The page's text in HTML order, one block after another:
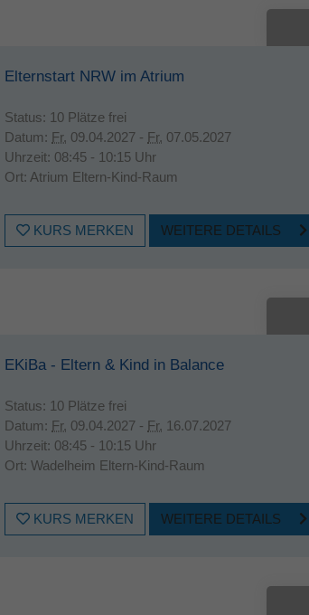
Elternstart NRW im Atrium
Status: 10 Plätze frei
Datum: Fr. 09.04.2027 - Fr. 07.05.2027
Uhrzeit: 08:45 - 10:15 Uhr
Ort: Atrium Eltern-Kind-Raum
KURS MERKEN WEITERE DETAILS
EKiBa - Eltern & Kind in Balance
Status: 10 Plätze frei
Datum: Fr. 09.04.2027 - Fr. 16.07.2027
Uhrzeit: 08:45 - 10:15 Uhr
Ort: Wadelheim Eltern-Kind-Raum
KURS MERKEN WEITERE DETAILS